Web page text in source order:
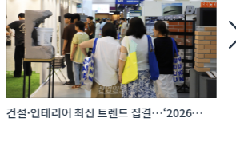
건설·인테리어 최신 트렌드 집결…‘2026